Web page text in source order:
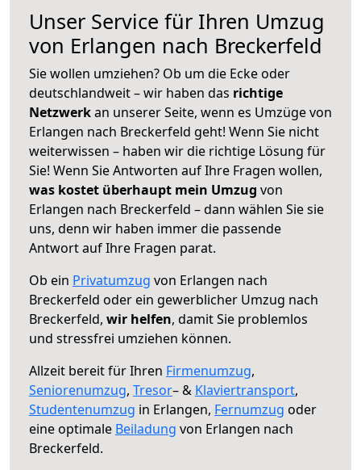
Unser Service für Ihren Umzug
von Erlangen nach Breckerfeld
Sie wollen umziehen? Ob um die Ecke oder
deutschlandweit – wir haben das richtige
Netzwerkan unserer Seite, wenn es Umzüge von
Erlangen nach Breckerfeld geht! Wenn Sie nicht
weiterwissen – haben wir die richtige Lösung für
Sie! Wenn Sie Antworten auf Ihre Fragen wollen,
was kostet überhaupt mein Umzug von
Erlangen nach Breckerfeld – dann wählen Sie sie
uns, denn wir haben immer die passende
Antwort auf Ihre Fragen parat.
Ob ein Privatumzug von Erlangen nach
Breckerfeld oder ein gewerblicher Umzug nach
Breckerfeld, wir helfen, damit Sie problemlos
und stressfrei umziehen können.
Allzeit bereit für Ihren Firmenumzug,
Seniorenumzug, Tresor– & Klaviertransport,
Studentenumzug in Erlangen, Fernumzug oder
eine optimale Beiladung von Erlangen nach
Breckerfeld.